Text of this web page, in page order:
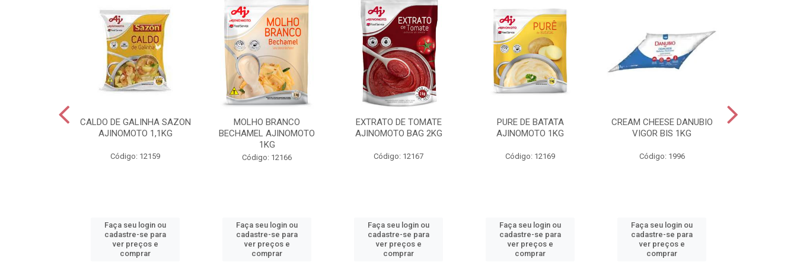
CALDO DE GALINHA SAZON
AJINOMOTO 1,1KG
Código: 12159
Faça seu login ou
cadastre-se para
ver preços e
comprar
MOLHO BRANCO
BECHAMEL AJINOMOTO
1KG
Código: 12166
Faça seu login ou
cadastre-se para
ver preços e
comprar
EXTRATO DE TOMATE
AJINOMOTO BAG 2KG
Código: 12167
Faça seu login ou
cadastre-se para
ver preços e
comprar
PURE DE BATATA
AJINOMOTO 1KG
Código: 12169
Faça seu login ou
cadastre-se para
ver preços e
comprar
CREAM CHEESE DANUBIO
VIGOR BIS 1KG
Código: 1996
Faça seu login ou
cadastre-se para
ver preços e
comprar